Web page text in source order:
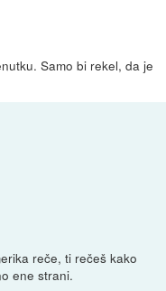
Samo bi rekel, da je
reče, ti rečeš kako
ene strani.